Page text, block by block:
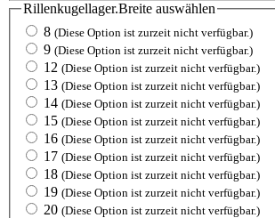
Rillenkugellager.Breite auswählen
8 (Diese Option ist zurzeit nicht verfügbar.)
9 (Diese Option ist zurzeit nicht verfügbar.)
12 (Diese Option ist zurzeit nicht verfügbar.)
13 (Diese Option ist zurzeit nicht verfügbar.)
14 (Diese Option ist zurzeit nicht verfügbar.)
15 (Diese Option ist zurzeit nicht verfügbar.)
16 (Diese Option ist zurzeit nicht verfügbar.)
17 (Diese Option ist zurzeit nicht verfügbar.)
18 (Diese Option ist zurzeit nicht verfügbar.)
19 (Diese Option ist zurzeit nicht verfügbar.)
20 (Diese Option ist zurzeit nicht verfügbar.)